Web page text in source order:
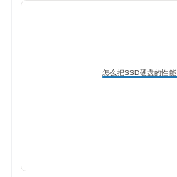
怎么把SSD硬盘的性能